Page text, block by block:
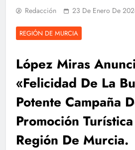
Redacción 23 De Enero De
REGIÓN DE MURCIA
López Miras
«Felicidad De La
Potente Campaña
Promoción
Región De Murcia.